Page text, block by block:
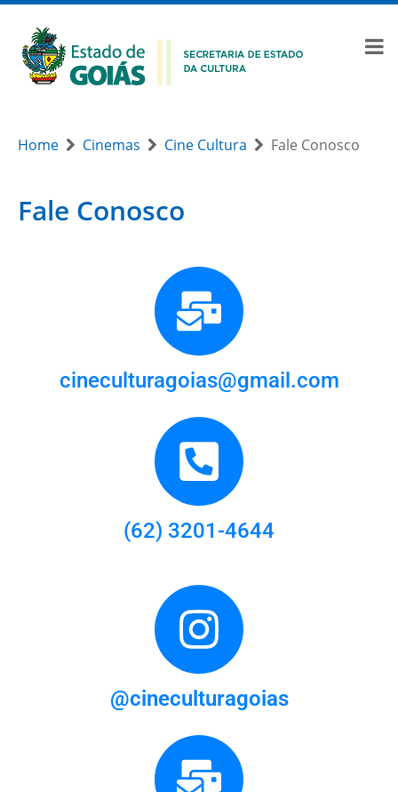
Home Cinemas Cine Cultura Fale Conosco
Fale Conosco
cineculturagoias@gmail.com
(62) 3201-4644
@cineculturagoias